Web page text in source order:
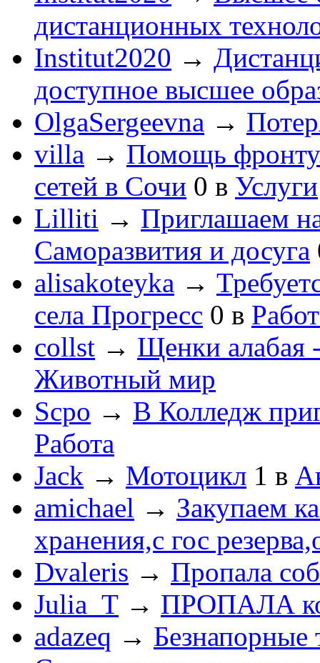
дистанционных
Institut2020 →
доступное высшее
OlgaSergeevna →
villa → Помощь
сетей в Сочи 0 в Услуги
Lilliti → Приглашаем
Саморазвития и досуга
alisakoteyka →
села Прогресс 0 в
collst → Щенки алабая
Животный мир
Scpo → В Колледж
Работа
Jack → Мотоцикл 1 в
amichael → Закупаем
хранения,с гос
Dvaleris → Пропала
Julia_T → ПРОПАЛА
adazeq → Безнапорные